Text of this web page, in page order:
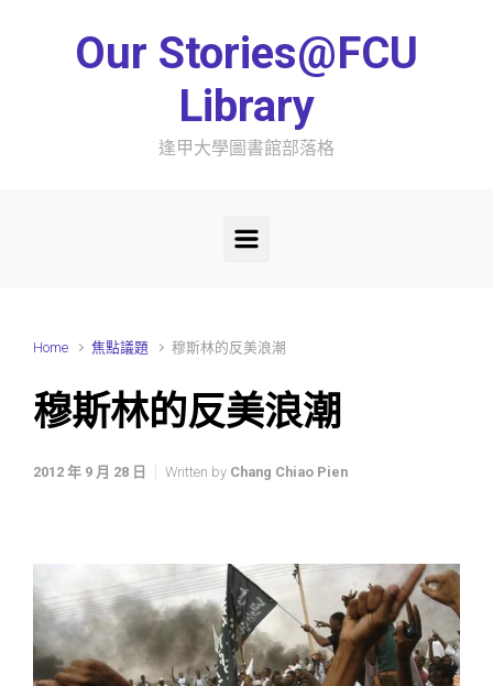
Our Stories@FCU
Library
逢甲大學圖書館部落格
Home 焦點議題 穆斯林的反美浪潮
穆斯林的反美浪潮
2012 年 9 月 28 日 Written by Chang Chiao Pien